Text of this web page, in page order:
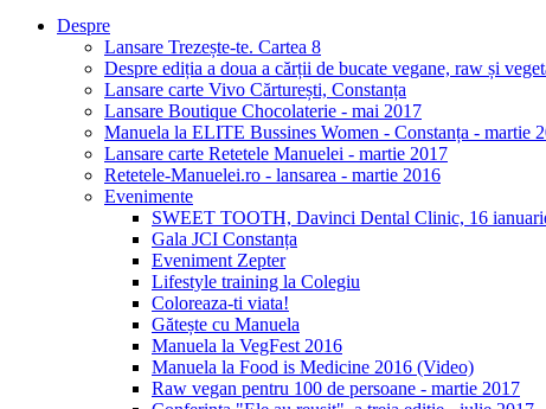
Despre
Lansare Trezește-te. Cartea 8
Despre ediția a doua a cărții de bucate vegane, raw și
Lansare carte Vivo Cărturești, Constanța
Lansare Boutique Chocolaterie - mai 2017
Manuela la ELITE Bussines Women - Constanța - martie
Lansare carte Retetele Manuelei - martie 2017
Retetele-Manuelei.ro - lansarea - martie 2016
Evenimente
SWEET TOOTH, Davinci Dental Clinic, 16
Gala JCI Constanța
Eveniment Zepter
Lifestyle training la Colegiu
Coloreaza-ti viata!
Gătește cu Manuela
Manuela la VegFest 2016
Manuela la Food is Medicine 2016 (Video)
Raw vegan pentru 100 de persoane - martie 2017